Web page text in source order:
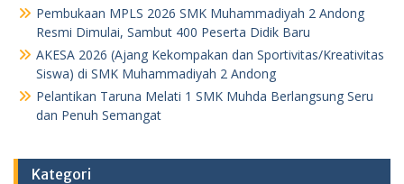
Pembukaan MPLS 2026 SMK Muhammadiyah 2 Andong
Resmi Dimulai, Sambut 400 Peserta Didik Baru
AKESA 2026 (Ajang Kekompakan dan Sportivitas/Kreativitas
Siswa) di SMK Muhammadiyah 2 Andong
Pelantikan Taruna Melati 1 SMK Muhda Berlangsung Seru
dan Penuh Semangat
Kategori